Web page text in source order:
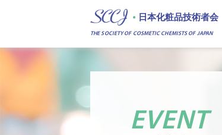
日本化粧品技術者会
THE SOCIETY OF COSMETIC CHEMISTS OF JAPAN
EVENT